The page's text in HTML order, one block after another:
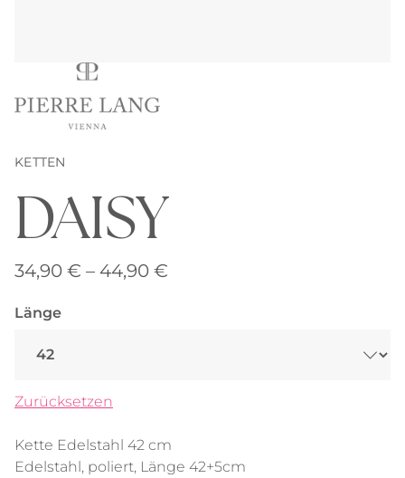
KETTEN
DAISY
34,90 € – 44,90 €
Länge
Zurücksetzen
Kette Edelstahl 42 cm
Edelstahl, poliert, Länge 42+5cm